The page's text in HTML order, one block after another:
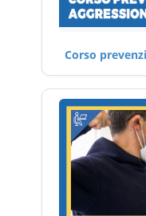
Corso